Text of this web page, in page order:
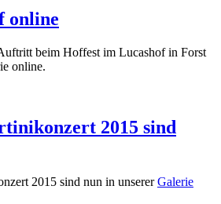
online
beim Hoffest im Lucashof in Forst
online.
2015 sind
2015 sind nun in unsererGalerie